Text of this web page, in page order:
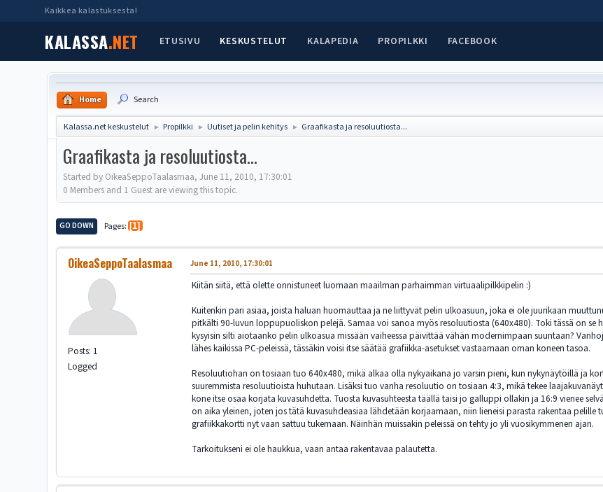
Kaikkea kalastuksesta!
KALASSA.NET ETUSIVU KESKUSTELUT KALAPEDIA PROPILKKI FACEBOOK
Home Search
Kalassa.net keskustelut ► Propilkki ► Uutiset ja pelin kehitys ► Graafikasta ja resoluutiosta...
Graafikasta ja resoluutiosta...
Started by OikeaSeppoTaalasmaa, June 11, 2010, 17:30:01
0 Members and 1 Guest are viewing this topic.
GO DOWN Pages 1
OikeaSeppoTaalasmaa
Posts: 1
Logged
June 11, 2010, 17:30:01
Kiitän siitä, että olette onnistuneet luomaan maailman parhaimman virtuaalipilkkipelin :)
Kuitenkin pari asiaa, joista haluan huomauttaa ja ne liittyvät pelin ulkoasuun, joka ei ole juurikaan
pitkälti 90-luvun loppupuoliskon pelejä. Samaa voi sanoa myös resoluutiosta (640x480). Toki tässä on
kysyisin silti aiotaanko pelin ulkoasua missään vaiheessa päivittää vähän modernimpaan suuntaan?
lähes kaikissa PC-peleissä, tässäkin voisi itse säätää grafiikka-asetukset vastaamaan oman koneen tasoa.
Resoluutiohan on tosiaan tuo 640x480, mikä alkaa olla nykyaikana jo varsin pieni, kun nykynäytöillä ja
suuremmista resoluutioista huhutaan. Lisäksi tuo vanha resoluutio on tosiaan 4:3, mikä tekee
kone itse osaa korjata kuvasuhdetta. Tuosta kuvasuhteesta täällä taisi jo galluppi ollakin ja 16:9 vienee
on aika yleinen, joten jos tätä kuvasuhdeasiaa lähdetään korjaamaan, niin lieneisi parasta rakentaa
grafiikkakortti nyt vaan sattuu tukemaan. Näinhän muissakin peleissä on tehty jo yli vuosikymmenen ajan.
Tarkoitukseni ei ole haukkua, vaan antaa rakentavaa palautetta.